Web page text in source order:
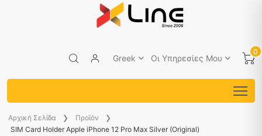
Greek Οι Υπηρεσίες Μου
0
Aρχική Σελίδα
Προϊόν
SIM Card Holder Apple iPhone 12 Pro Max Silver (Original)